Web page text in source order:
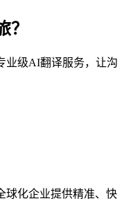
？
业级AI翻译服务，让沟
球化企业提供精准、快